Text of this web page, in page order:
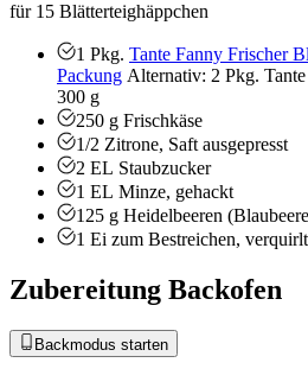
für 15 Blätterteighäppchen
1 Pkg. Tante Fanny Frischer
Packung Alternativ: 2 Pkg.
300 g
250 g Frischkäse
1/2 Zitrone, Saft ausgepresst
2 EL Staubzucker
1 EL Minze, gehackt
125 g Heidelbeeren
1 Ei zum Bestreichen, verquirlt
Zubereitung Backofen
Backmodus starten